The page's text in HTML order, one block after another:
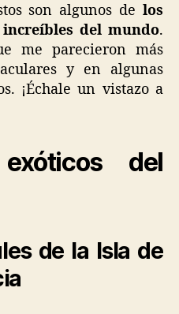
son algunos de los
del mundo.
me parecieron más
y en algunas
¡Échale un vistazo a
del
de la Isla de